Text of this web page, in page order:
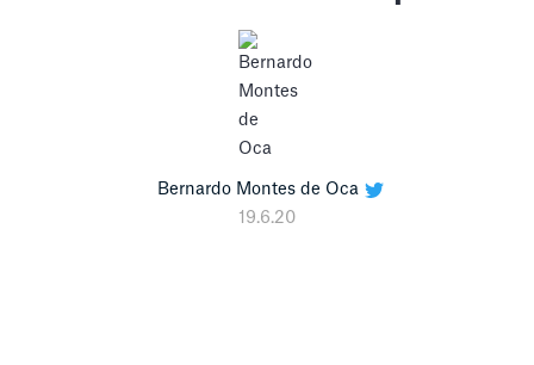
Bernardo Montes de Oca
19.6.20